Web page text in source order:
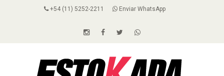
+54 (11) 5252-2211 Enviar WhatsApp